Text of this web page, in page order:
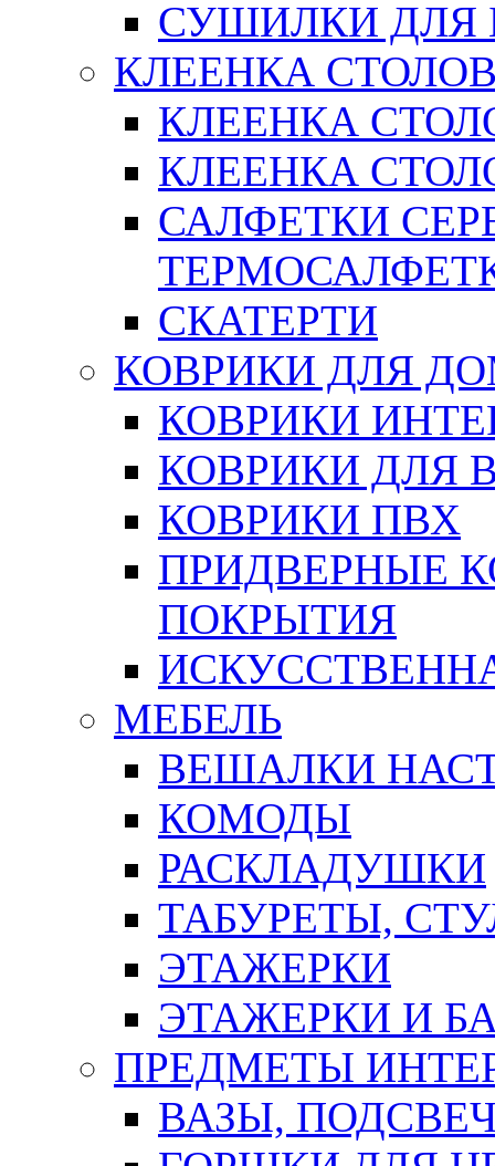
СУШИЛКИ ДЛЯ
КЛЕЕНКА
КЛЕЕНКА
КЛЕЕНКА
САЛФЕТКИ
СКАТЕРТИ
КОВРИКИ ДЛЯ
КОВРИКИ
КОВРИКИ ДЛЯ
КОВРИКИ ПВХ
ПРИДВЕРНЫЕ
ПОКРЫТИЯ
МЕБЕЛЬ
ВЕШАЛКИ
КОМОДЫ
РАСКЛАДУШКИ
ТАБУРЕТЫ,
ЭТАЖЕРКИ
ЭТАЖЕРКИ И
ПРЕДМЕТЫ
ВАЗЫ,